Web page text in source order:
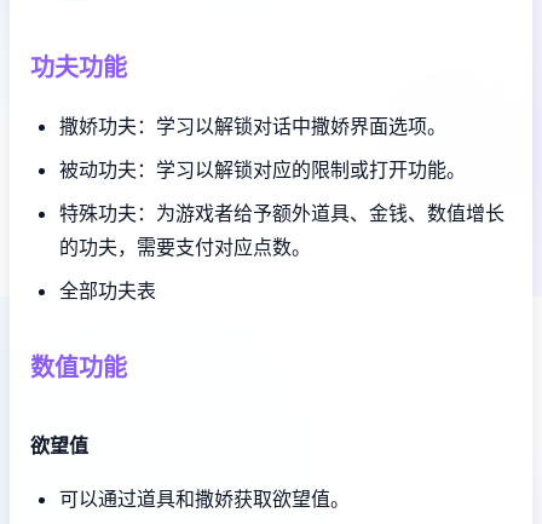
功夫功能
撒娇功夫：学习以解锁对话中撒娇界面选项。
被动功夫：学习以解锁对应的限制或打开功能。
特殊功夫：为游戏者给予额外道具、金钱、数值增长
的功夫，需要支付对应点数。
全部功夫表
数值功能
欲望值
可以通过道具和撒娇获取欲望值。